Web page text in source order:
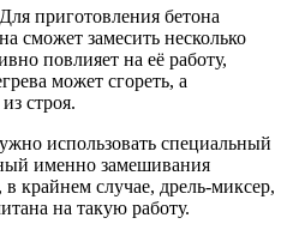
приготовления бетона
сможет замесить несколько
повлияет на её работу,
может сгореть, а
строя.
использовать специальный
именно замешивания
крайнем случае, дрель-миксер,
на такую работу.